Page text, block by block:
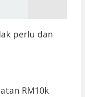
perlu dan
RM10k